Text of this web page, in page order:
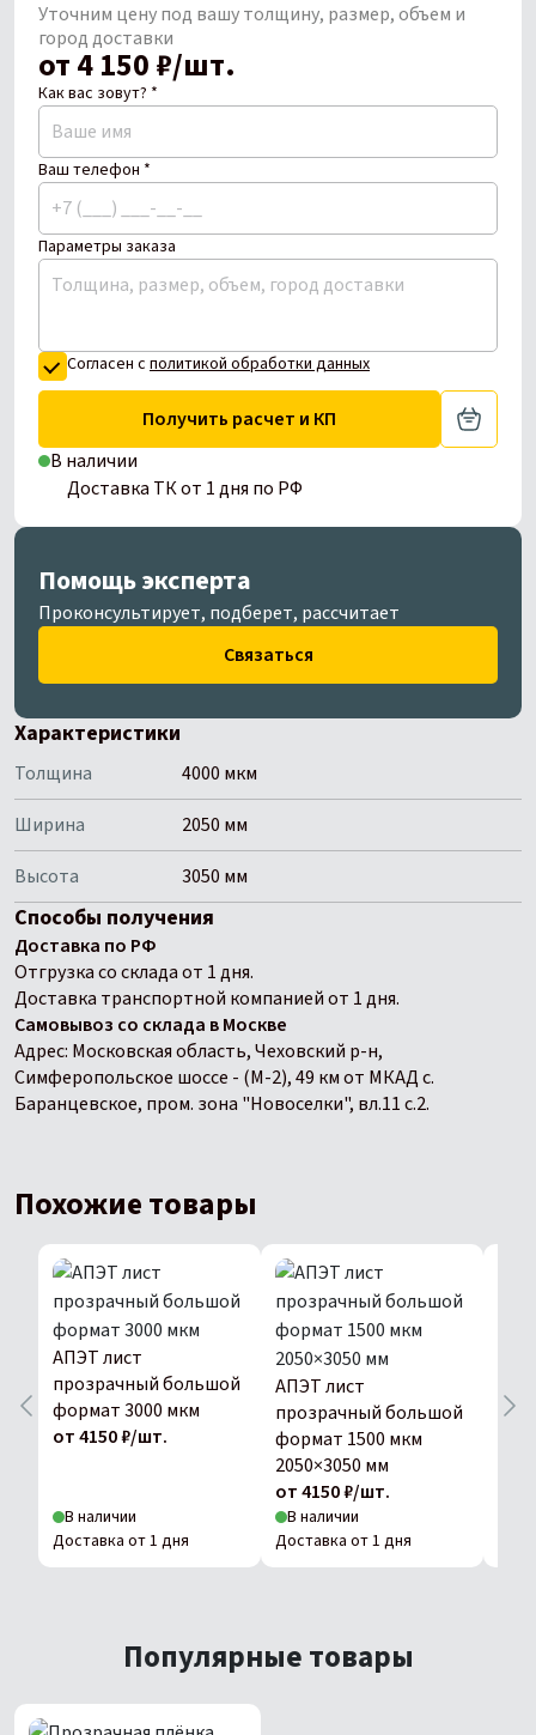
Характеристики
Толщина
4000 мкм
Ширина
2050 мм
Высота
3050 мм
Способы получения
Доставка по РФ
Отгрузка со склада от 1 дня.
Доставка транспортной компанией от 1 дня.
Самовывоз со склада в Москве
Адрес: Московская область, Чеховский р-н,
Симферопольское шоссе - (М-2), 49 км от МКАД с.
Баранцевское, пром. зона "Новоселки", вл.11 с.2.
Уточним цену под вашу толщину, размер, объем и
город доставки
от 4 150 ₽/шт.
Как вас зовут? *
Ваш телефон *
Параметры заказа
Согласен с политикой обработки данных
Получить расчет и КП
В наличии
Доставка ТК от 1 дня по РФ
Помощь эксперта
Проконсультирует, подберет, рассчитает
Связаться
Похожие товары
АПЭТ лист
прозрачный большой
формат 3000 мкм
от 4150 ₽/шт.
В наличии
Доставка от 1 дня
АПЭТ лист
прозрачный большой
формат 1500 мкм
2050×3050 мм
от 4150 ₽/шт.
В наличии
Доставка от 1 дня
Популярные товары